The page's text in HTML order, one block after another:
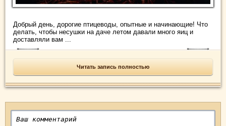
Добрый день, дорогие птицеводы, опытные и начинающие! Что
делать, чтобы несушки на даче летом давали много яиц и
доставляли вам ...
Читать запись полностью